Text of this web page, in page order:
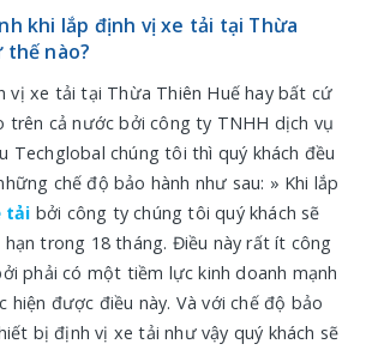
khi lắp định vị xe tải tại Thừa
thế nào?
vị xe tải tại Thừa Thiên Huế hay bất cứ
trên cả nước bởi công ty TNHH dịch vụ
Techglobal chúng tôi thì quý khách đều
chế độ bảo hành như sau: » Khi lắp
tải bởi công ty chúng tôi quý khách sẽ
trong 18 tháng. Điều này rất ít công
phải có một tiềm lực kinh doanh mạnh
hiện được điều này. Và với chế độ bảo
bị định vị xe tải như vậy quý khách sẽ